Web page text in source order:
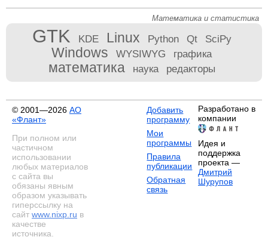
Математика и статистика
GTK KDE Linux Python Qt SciPy
Windows WYSIWYG графика
математика наука редакторы
© 2001—2026 АО
«Флант»
При полном или
частичном
использовании
любых материалов
с сайта вы
обязаны явным
образом указывать
гиперссылку на
сайт www.nixp.ru в
качестве
источника.
Добавить
программу
Мои
программы
Правила
публикации
Обратная
связь
Разработано в
компании
Идея и
поддержка
проекта —
Дмитрий
Шурупов